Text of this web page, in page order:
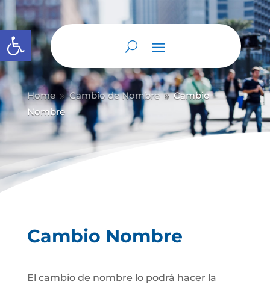
Abrir barra de herramientas
Home 9 Cambio de Nombre 9 Cambio
Nombre
Cambio Nombre
El cambio de nombre lo podrá hacer la